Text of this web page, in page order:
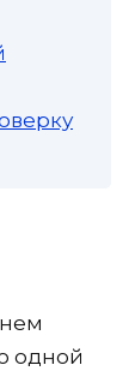
одной